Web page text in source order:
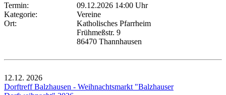
Termin:
09.12.2026 14:00 Uhr
Kategorie:
Vereine
Ort:
Katholisches Pfarrheim
Frühmeßstr. 9
86470 Thannhausen
12.12. 2026
Dorftreff Balzhausen - Weihnachtsmarkt "Balzhauser